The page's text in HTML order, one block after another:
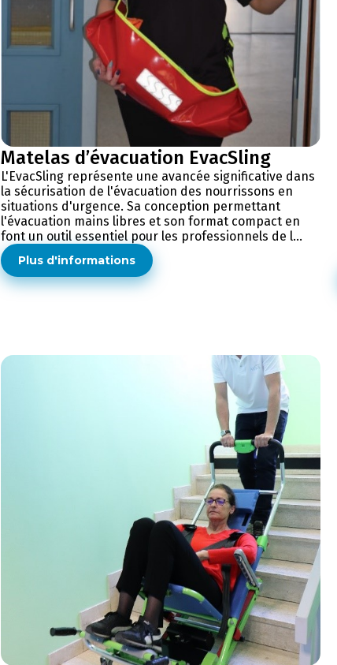
Matelas d’évacuation EvacSling
L'EvacSling représente une avancée significative dans
la sécurisation de l'évacuation des nourrissons en
situations d'urgence. Sa conception permettant
l'évacuation mains libres et son format compact en
font un outil essentiel pour les professionnels de l...
Plus d'informations